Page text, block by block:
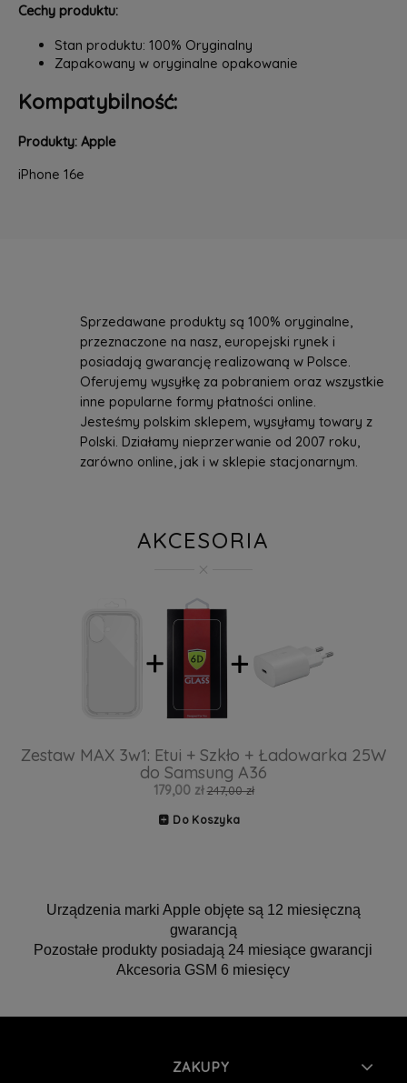
Cechy produktu:
Stan produktu: 100% Oryginalny
Zapakowany w oryginalne opakowanie
Kompatybilność:
Produkty: Apple
iPhone 16e
Sprzedawane produkty są 100% oryginalne,
przeznaczone na nasz, europejski rynek i
posiadają gwarancję realizowaną w Polsce.
Oferujemy wysyłkę za pobraniem oraz wszystkie
inne popularne formy płatności online.
Jesteśmy polskim sklepem, wysyłamy towary z
Polski. Działamy nieprzerwanie od 2007 roku,
zarówno online, jak i w sklepie stacjonarnym.
AKCESORIA
Zestaw MAX 3w1: Etui + Szkło + Ładowarka 25W
do Samsung A36
179,00 zł 247,00 zł
Do Koszyka
Urządzenia marki Apple objęte są 12 miesięczną
gwarancją
Pozostałe produkty posiadają 24 miesiące gwarancji
Akcesoria GSM 6 miesięcy
ZAKUPY